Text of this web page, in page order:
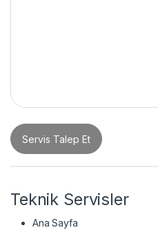
Teknik Servisler
Ana Sayfa